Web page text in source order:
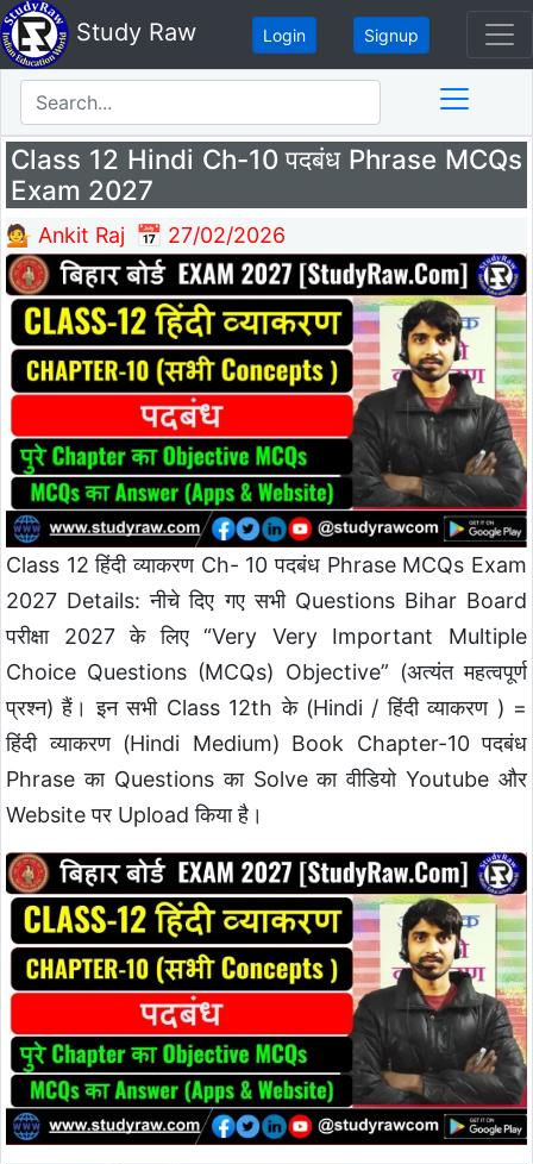
Study Raw Login Signup
Class 12 Hindi Ch-10 पदबंध Phrase MCQs
Exam 2027
💁 Ankit Raj 📅 27/02/2026
Class 12 हिंदी व्याकरण Ch- 10 पदबंध Phrase MCQs Exam
2027 Details: नीचे दिए गए सभी Questions Bihar Board
परीक्षा 2027 के लिए “Very Very Important Multiple
Choice Questions (MCQs) Objective” (अत्यंत महत्वपूर्ण
प्रश्न) हैं। इन सभी Class 12th के (Hindi / हिंदी व्याकरण ) =
हिंदी व्याकरण (Hindi Medium) Book Chapter-10 पदबंध
Phrase का Questions का Solve का वीडियो Youtube और
Website पर Upload किया है।